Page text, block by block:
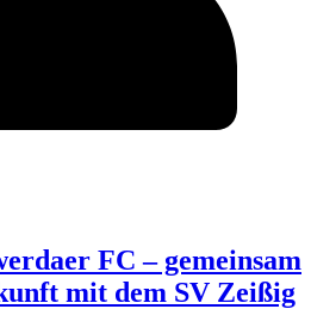
FC – gemeinsam
mit dem SV Zeißig